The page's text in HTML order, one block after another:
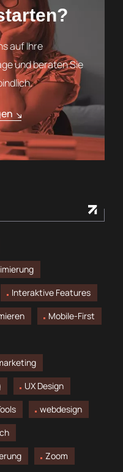
auf Ihre
und beraten Sie
Interaktive Features
Mobile-First
UX Design
webdesign
Zoom